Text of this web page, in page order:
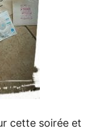
cette soirée et